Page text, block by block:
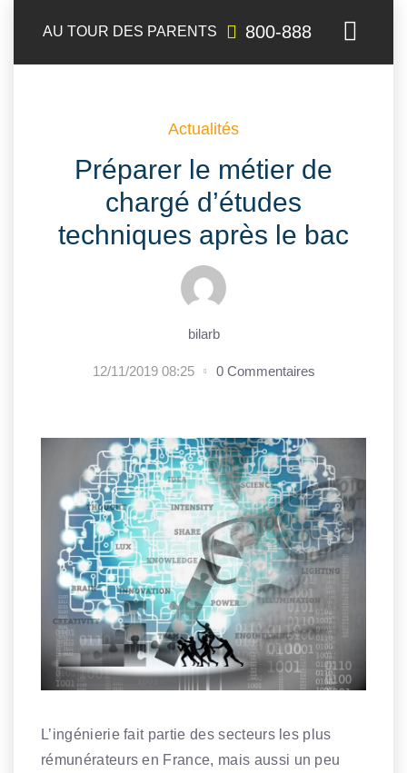
AU TOUR DES PARENTS 800-888
Actualités
Préparer le métier de
chargé d’études
techniques après le bac
bilarb
12/11/2019 08:25 0 Commentaires
L’ingénierie fait partie des secteurs les plus
rémunérateurs en France, mais aussi un peu